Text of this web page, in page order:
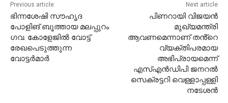
Previous article
ഭിന്നശേഷി സൗഹൃദ
പോളിങ് ബൂത്തായ മലപ്പുറം
ഗവ. കോളേജിൽ വോട്ട്
രേഖപെടുത്തുന്ന
വോട്ടർമാർ
Next article
പിണറായി വിജയൻ
മുഖ്യമന്ത്രി
ആവണമെന്നാണ് തൻ്റെ
വ്യക്തിപരമായ
അഭിപ്രായമെന്ന്
എസ്‌എൻഡിപി ജനറൽ
സെക്രട്ടറി വെള്ളാപ്പള്ളി
നടേശൻ